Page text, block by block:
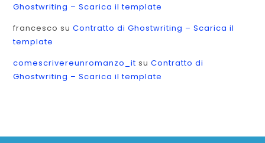
Ghostwriting – Scarica il template
francesco suContratto di Ghostwriting – Scarica il
template
comescrivereunromanzo_it suContratto di
Ghostwriting – Scarica il template